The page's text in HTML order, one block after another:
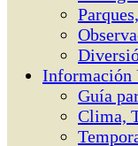
Información
Guía
Clima,